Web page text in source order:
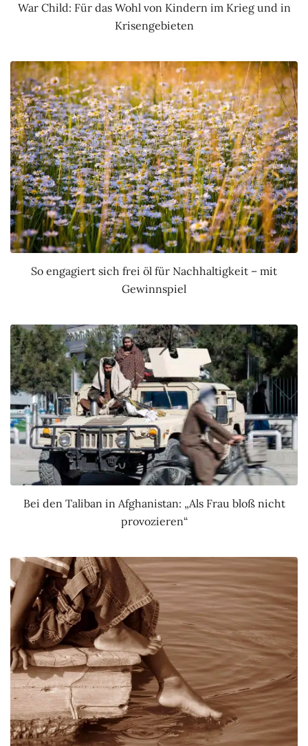
War Child: Für das Wohl von Kindern im Krieg und in
Krisengebieten
So engagiert sich frei öl für Nachhaltigkeit – mit
Gewinnspiel
Bei den Taliban in Afghanistan: „Als Frau bloß nicht
provozieren“